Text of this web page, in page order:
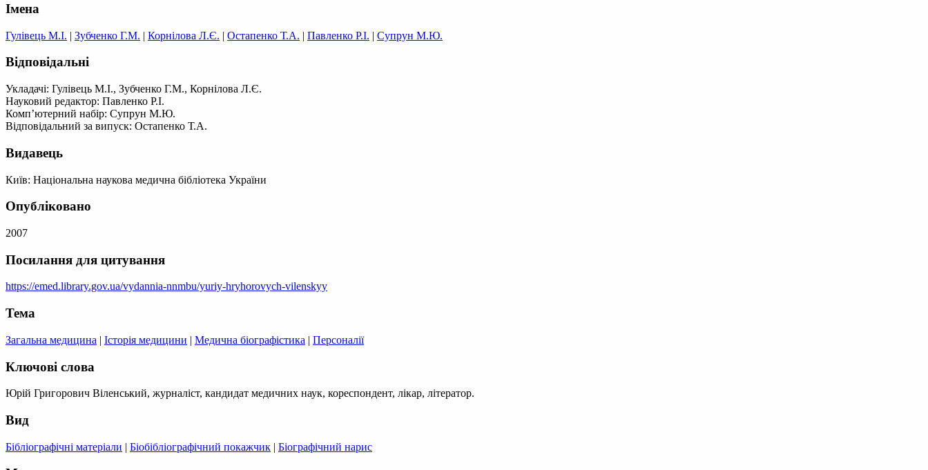
Імена
Гулівець М.І. | Зубченко Г.М. | Корнілова Л.Є. | Остапенко Т.А. | Павленко Р.І. | Супрун М.Ю.
Відповідальні
Укладачі: Гулівець М.І., Зубченко Г.М., Корнілова Л.Є.
Науковий редактор: Павленко Р.І.
Комп’ютерний набір: Супрун М.Ю.
Відповідальний за випуск: Остапенко Т.А.
Видавець
Київ: Національна наукова медична бібліотека України
Опубліковано
2007
Посилання для цитування
https://emed.library.gov.ua/vydannia-nnmbu/yuriy-hryhorovych-vilenskyy
Тема
Загальна медицина | Історія медицини | Медична біографістика | Персоналії
Ключові слова
Юрій Григорович Віленський, журналіст, кандидат медичних наук, кореспондент, лікар, літератор.
Вид
Бібліографічні матеріали | Біобібліографічний покажчик | Біографічний нарис